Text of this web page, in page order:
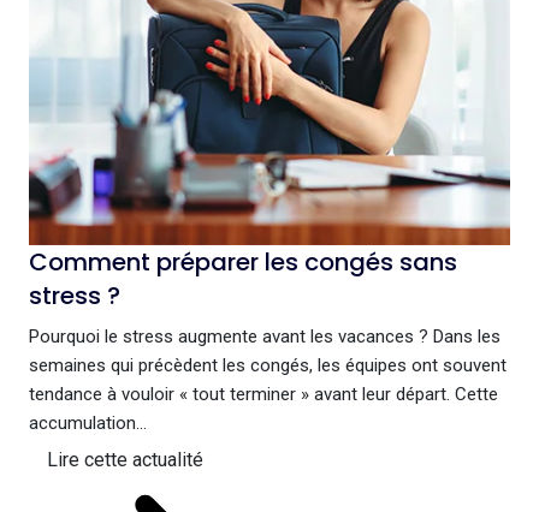
Comment préparer les congés sans
stress ?
Pourquoi le stress augmente avant les vacances ? Dans les
semaines qui précèdent les congés, les équipes ont souvent
tendance à vouloir « tout terminer » avant leur départ. Cette
accumulation...
Lire cette actualité